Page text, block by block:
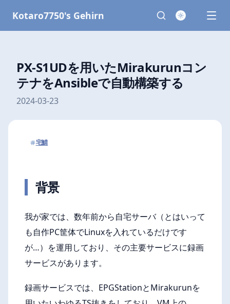
Kotaro7750's Gehirn
PX-S1UDを用いたMirakurunコン
テナをAnsibleで自動構築する
2024-03-23
宅鯖
背景
我が家では、数年前から自宅サーバ（とはいって
も自作PC筐体でLinuxを入れているだけです
が…）を運用しており、その主要サービスに録画
サービスがあります。
録画サービスでは、EPGStationとMirakurunを